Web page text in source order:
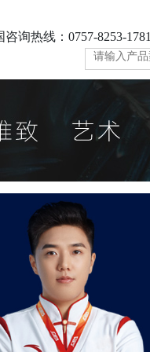
咨询热线：0757-8253-1781